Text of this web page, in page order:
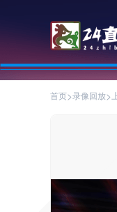
首页>录像回放>